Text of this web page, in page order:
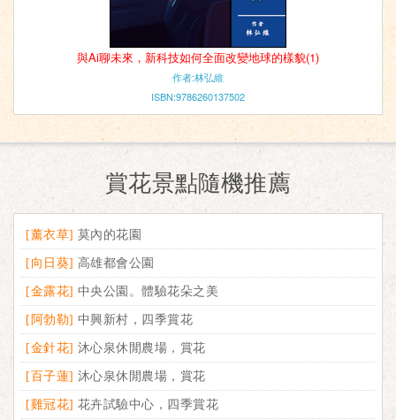
與Ai聊未來，新科技如何全面改變地球的樣貌(1)
作者:林弘維
ISBN:9786260137502
賞花景點隨機推薦
[薰衣草] 莫內的花園
[向日葵] 高雄都會公園
[金露花] 中央公園。體驗花朵之美
[阿勃勒] 中興新村，四季賞花
[金針花] 沐心泉休閒農場，賞花
[百子蓮] 沐心泉休閒農場，賞花
[雞冠花] 花卉試驗中心，四季賞花